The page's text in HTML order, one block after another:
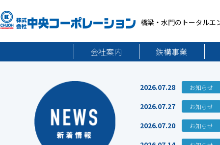
橋梁・水門のトータルエ
会社案内 鉄構事業
2026.07.28 お知らせ
2026.07.27 お知らせ
2026.07.20 お知らせ